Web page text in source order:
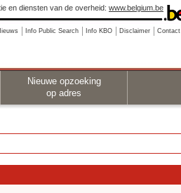
en diensten van de overheid: www.belgium.be
Info Public Search Info KBO Disclaimer Contact
Nieuwe opzoeking
op adres